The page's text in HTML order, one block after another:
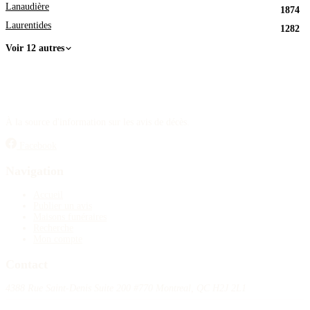
Lanaudière
1874
Laurentides
1282
Voir 12 autres